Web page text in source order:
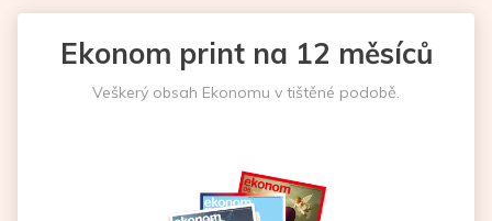
Ekonom print na 12 měsíců
Veškerý obsah Ekonomu v tištěné podobě.